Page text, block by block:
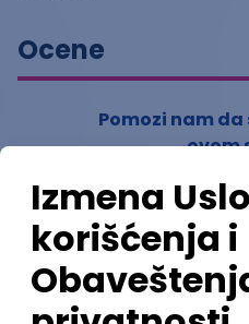
Ocene
Pomozi nam
ovom
(0